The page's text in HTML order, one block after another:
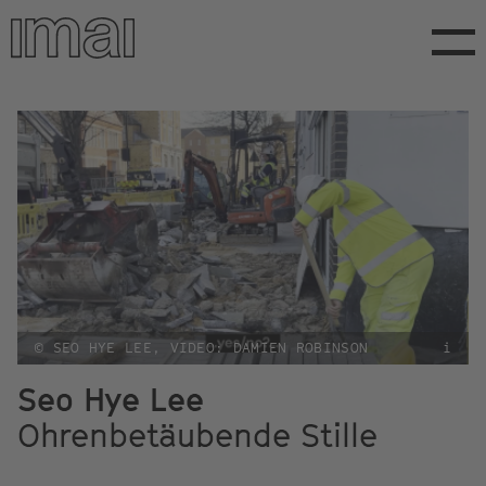
Direkt
zum
Inhalt
© SEO HYE LEE, VIDEO: DAMIEN ROBINSON i
Seo Hye Lee
Ohrenbetäubende Stille